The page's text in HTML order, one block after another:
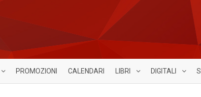
PROMOZIONI CALENDARI LIBRI DIGITALI